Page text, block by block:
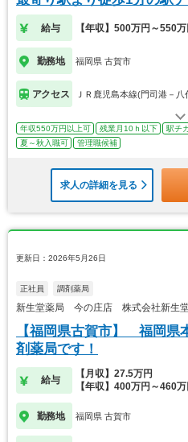
給与 【年収】500万円～550万
勤務地 福岡県 古賀市
アクセス ＪＲ鹿児島本線(門司港－八
年収550万円以上可 残業月10ｈ以下 駅チ
夏～秋入職可
管理職候補
求人の詳細を見る
更新日：2026年5月26日
正社員 調剤薬局
新生堂薬局 今の庄店 株式会社新生堂
【福岡県古賀市】 福岡県
剤薬局です！
給与
【月収】27.5万円
【年収】400万円～460万
勤務地 福岡県 古賀市